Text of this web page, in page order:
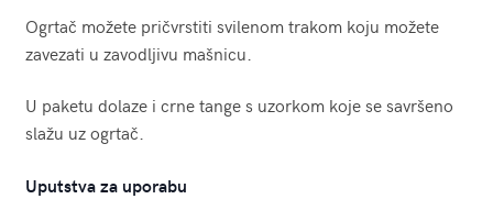
Ogrtač možete pričvrstiti svilenom trakom koju možete
zavezati u zavodljivu mašnicu.
U paketu dolaze i crne tange s uzorkom koje se savršeno
slažu uz ogrtač.
Uputstva za uporabu